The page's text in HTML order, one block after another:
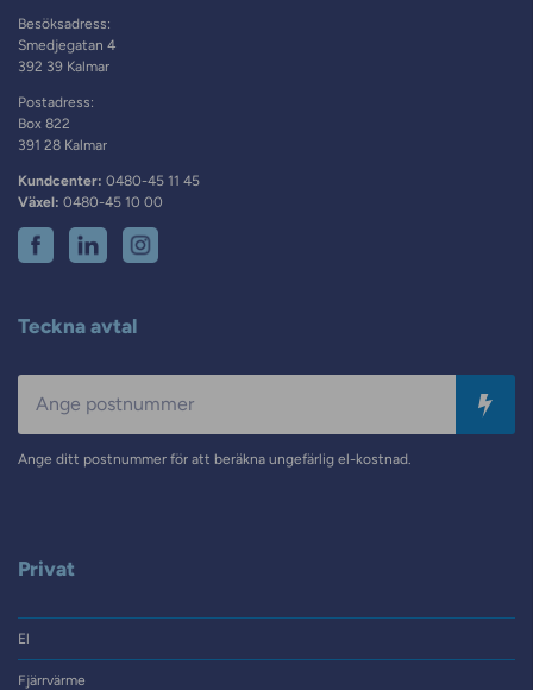
Besöksadress:
Smedjegatan 4
392 39 Kalmar
Postadress:
Box 822
391 28 Kalmar
Kundcenter: 0480-45 11 45
Växel: 0480-45 10 00
Teckna avtal
Ange ditt postnummer för att beräkna ungefärlig el-kostnad.
Privat
El
Fjärrvärme